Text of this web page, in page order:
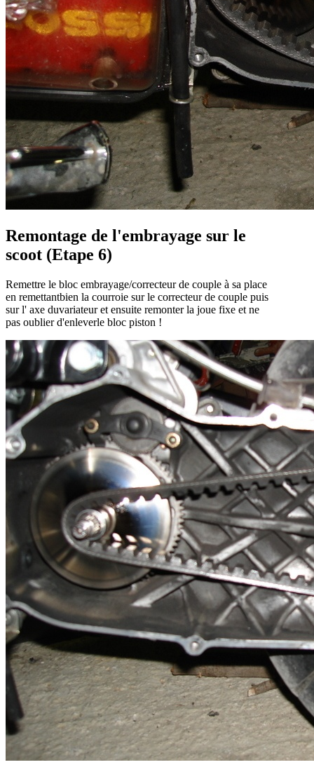
Remontage de l'embrayage sur le
scoot (Etape 6)
Remettre le bloc embrayage/correcteur de couple à sa place
en remettantbien la courroie sur le correcteur de couple puis
sur l' axe duvariateur et ensuite remonter la joue fixe et ne
pas oublier d'enleverle bloc piston !